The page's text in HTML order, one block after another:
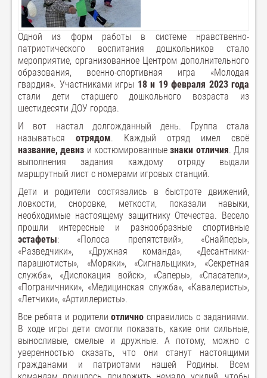
Одной из форм работы в системе нравственно-
патриотического воспитания дошкольников стало
мероприятие, организованное Центром дополнительного
образования, военно-спортивная игра «Молодая
гвардия». Участниками игры 18 и 19 февраля 2023 года
стали дети старшего дошкольного возраста из
шестидесяти ДОУ города.
И вот настал долгожданный день. Группа стала
называться отрядом. Каждый отряд имел своё
название, девиз и костюмированныезнаки отличия. Для
выполнения задания каждому отряду выдали
маршрутный лист с номерами игровых станций.
Дети и родители состязались в быстроте движений,
ловкости, сноровке, меткости, показали навыки,
необходимые настоящему защитнику Отечества. Весело
прошли интересные и разнообразные спортивные
эстафеты: «Полоса препятствий», «Снайперы»,
«Разведчики», «Дружная команда», «Десантники-
парашютисты», «Моряки», «Сигнальщики», «Секретная
служба», «Дислокация войск», «Саперы», «Спасатели»,
«Пограничники», «Медицинская служба», «Кавалеристы»,
«Летчики», «Артиллеристы».
Все ребята и родителиотлично справились с заданиями.
В ходе игры дети смогли показать, какие они сильные,
выносливые, смелые и дружные. А потому, можно с
уверенностью сказать, что они станут настоящими
гражданами и патриотами нашей Родины. Всем